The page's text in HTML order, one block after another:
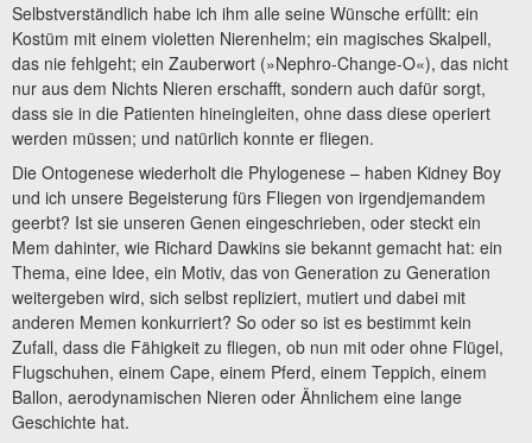
Selbstverständlich habe ich ihm alle seine Wünsche erfüllt: ein
Kostüm mit einem violetten Nierenhelm; ein magisches Skalpell,
das nie fehlgeht; ein Zauberwort (»Nephro-Change-O«), das nicht
nur aus dem Nichts Nieren erschafft, sondern auch dafür sorgt,
dass sie in die Patienten hineingleiten, ohne dass diese operiert
werden müssen; und natürlich konnte er fliegen.
Die Ontogenese wiederholt die Phylogenese – haben Kidney Boy
und ich unsere Begeisterung fürs Fliegen von irgendjemandem
geerbt? Ist sie unseren Genen eingeschrieben, oder steckt ein
Mem dahinter, wie Richard Dawkins sie bekannt gemacht hat: ein
Thema, eine Idee, ein Motiv, das von Generation zu Generation
weitergeben wird, sich selbst repliziert, mutiert und dabei mit
anderen Memen konkurriert? So oder so ist es bestimmt kein
Zufall, dass die Fähigkeit zu fliegen, ob nun mit oder ohne Flügel,
Flugschuhen, einem Cape, einem Pferd, einem Teppich, einem
Ballon, aerodynamischen Nieren oder Ähnlichem eine lange
Geschichte hat.